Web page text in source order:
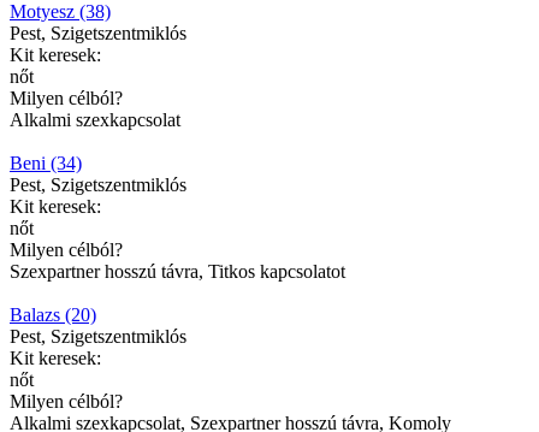
Motyesz (38)
Pest, Szigetszentmiklós
Kit keresek:
nőt
Milyen célból?
Alkalmi szexkapcsolat
Beni (34)
Pest, Szigetszentmiklós
Kit keresek:
nőt
Milyen célból?
Szexpartner hosszú távra, Titkos kapcsolatot
Balazs (20)
Pest, Szigetszentmiklós
Kit keresek:
nőt
Milyen célból?
Alkalmi szexkapcsolat, Szexpartner hosszú távra, Komoly